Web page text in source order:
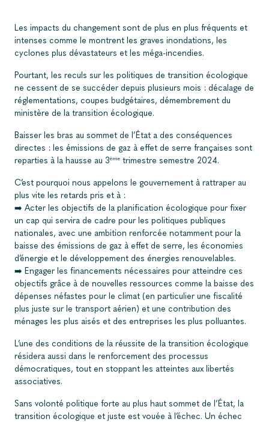
Les impacts du changement sont de plus en plus fréquents et
intenses comme le montrent les graves inondations, les
cyclones plus dévastateurs et les méga-incendies.
Pourtant, les reculs sur les politiques de transition écologique
ne cessent de se succéder depuis plusieurs mois : décalage de
réglementations, coupes budgétaires, démembrement du
ministère de la transition écologique.
Baisser les bras au sommet de l’État a des conséquences
directes : les émissions de gaz à effet de serre françaises sont
reparties à la hausse au 3ème trimestre semestre 2024.
C’est pourquoi nous appelons le gouvernement à rattraper au
plus vite les retards pris et à :
➡️ Acter les objectifs de la planification écologique pour fixer
un cap qui servira de cadre pour les politiques publiques
nationales, avec une ambition renforcée notamment pour la
baisse des émissions de gaz à effet de serre, les économies
d’énergie et le développement des énergies renouvelables.
➡️ Engager les financements nécessaires pour atteindre ces
objectifs grâce à de nouvelles ressources comme la baisse des
dépenses néfastes pour le climat (en particulier une fiscalité
plus juste sur le transport aérien) et une contribution des
ménages les plus aisés et des entreprises les plus polluantes.
L’une des conditions de la réussite de la transition écologique
résidera aussi dans le renforcement des processus
démocratiques, tout en stoppant les atteintes aux libertés
associatives.
Sans volonté politique forte au plus haut sommet de l’État, la
transition écologique et juste est vouée à l’échec. Un échec